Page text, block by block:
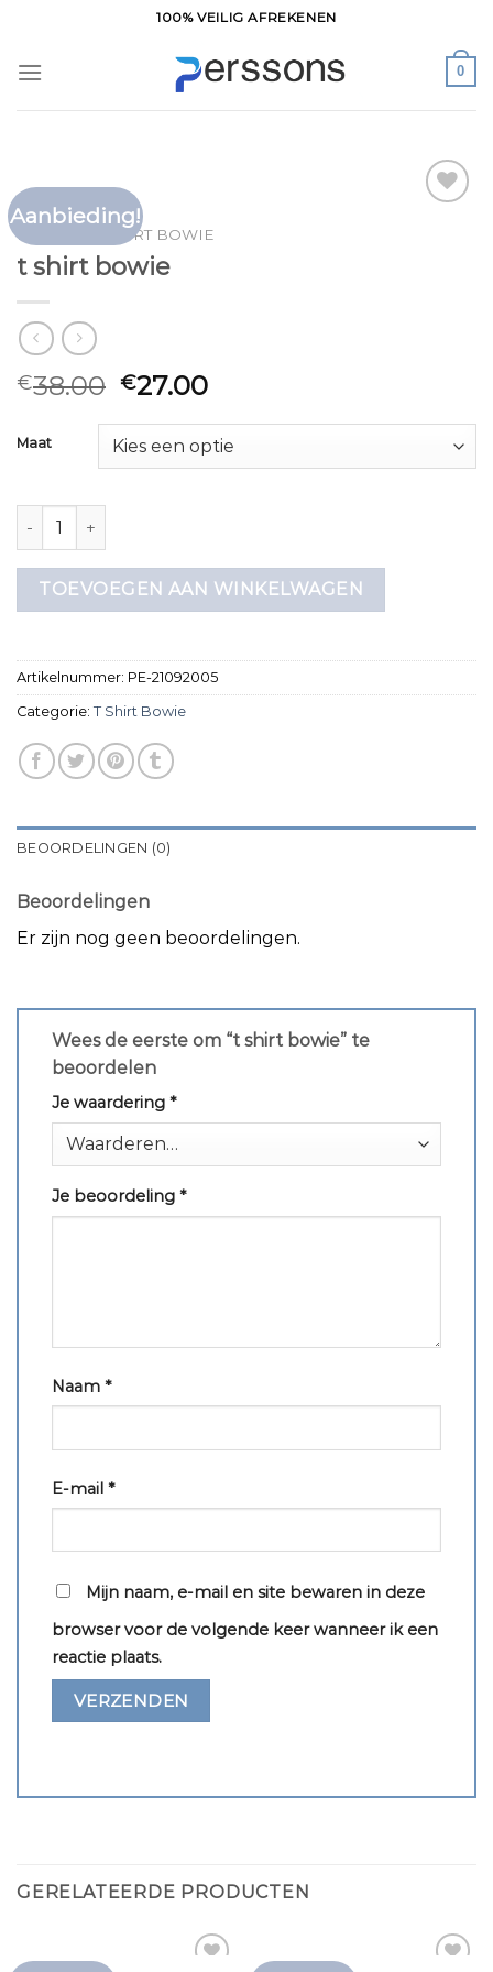
inhoud
100% VEILIG AFREKENEN
0
Aanbieding!
HOME T SHIRT BOWIE
t shirt bowie
€38.00 €27.00
Maat
t shirt bowie aantal
TOEVOEGEN AAN WINKELWAGEN
Artikelnummer: PE-21092005
Categorie: T Shirt Bowie
BEOORDELINGEN (0)
Beoordelingen
Er zijn nog geen beoordelingen.
Wees de eerste om “t shirt bowie” te
beoordelen
Je waardering *
Je beoordeling *
Naam *
E-mail *
Mijn naam, e-mail en site bewaren in deze
browser voor de volgende keer wanneer ik een
reactie plaats.
GERELATEERDE PRODUCTEN